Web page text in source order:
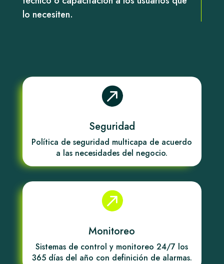
lo necesiten.

Seguridad
Política de seguridad multicapa de acuerdo
a las necesidades del negocio.

Monitoreo
Sistemas de control y monitoreo 24/7 los
365 días del año con definición de alarmas.